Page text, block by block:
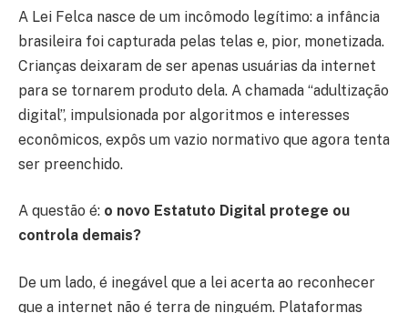
A Lei Felca nasce de um incômodo legítimo: a infância
brasileira foi capturada pelas telas e, pior, monetizada.
Crianças deixaram de ser apenas usuárias da internet
para se tornarem produto dela. A chamada “adultização
digital”, impulsionada por algoritmos e interesses
econômicos, expôs um vazio normativo que agora tenta
ser preenchido.
A questão é: o novo Estatuto Digital protege ou
controla demais?
De um lado, é inegável que a lei acerta ao reconhecer
que a internet não é terra de ninguém. Plataformas